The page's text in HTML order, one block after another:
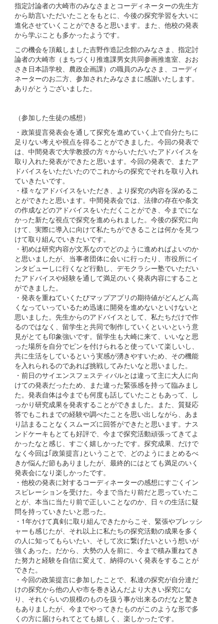
指定討論者の大崎市のみなさまとコーディネーターの先生方
から助言いただいたことをもとに、今後の探究学習を大いに
進化させていくことができると思います。また、他校の発表
から学ぶことも多かったようです。
この機会を頂戴しました吉野作造記念館のみなさま、指定討
論者の大崎市（まちづくり推進課男女共同参画推進室、おお
さき日本語学校、農政企画課）の職員のみなさま、コーディ
ネーターのお二方、参加されたみなさまに感謝いたします。
ありがとうございました。
（参加した生徒の感想）
・政策提言発表会を通して探究を進めていく上で自分たちに
足りない考えや視点を得ることができました。今回の発表で
は、中間発表で大学教授の方々からいただいたアドバイスを
取り入れた発表ができたと思います。今回の発表で、またア
ドバイスをいただいたのでこれからの探究でそれを取り入れ
ていきたいです。
・様々なアドバイスをいただき、より探究の内容を深めるこ
とができたと思います。中間発表会では、法律の存在や条文
の作成などのアドバイスをいただくことができ、今までにな
かった新たな視点で探究を進められました。今後の探究に向
けて、実際に導入に向けて私たちができることは何かを見つ
けて取り組んでいきたいです。
・初めは研究内容が文系なのでどのように進めればよいのか
と思いましたが、当事者団体に会いに行ったり、市役所にイ
ンタビューしに行くなど行動し、デモクラシー塾でいただい
たアドバイスや経験を通して満足のいく発表内容にすること
ができました。
・発表を重ねていくたびマップアプリの期待値がどんどん高
くなっていっているため迅速に開発を進めないといけないと
思いました。先生からのアドバイスとして、私たちだけで作
るのではなく、留学生と共同で制作していくといいという意
見がとても印象強いです。留学生も大崎に来て、いいなと思
った場所を自分でピンを付けられると使っていて楽しいし、
共に生活をしているという実感が湧きやすいため、その機能
を入れられるのであれば挑戦してみたいなと思いました。
・前日のサイエンスフェスティバルとは違って主に大人に向
けての発表だったため、また違った緊張感を持って臨みまし
た。発表自体は今までも何度も話していたこともあって、し
っかり研究成果を発表することができました。また、質疑応
答でもこれまでの経験や調べたことを思い出しながら、あま
り詰まることなくスムーズに回答ができたと思います。ナス
ンドケーキもとても好評で、今まで探究活動頑張ってきてよ
かったなと感じ、すごく嬉しかったです。探究成果、だけで
なく今回は｢政策提言｣ということで、どのようにまとめるべ
きか悩んだ節もありましたが、最終的にはとても満足のいく
発表会になり楽しかったです。
・他校の発表に対するコーディネーターの感想にすごくイン
スピレーションを受けた。今まで当たり前だと思っていたこ
とが、本当に当たり前で正しいことなのか、日々の生活に疑
問を持っていきたいと思った。
・1年かけて真剣に取り組んできたからこそ、緊張やプレッシ
ャーも感じたが、それ以上に私たちの探究活動の成果を多く
の人に知ってもらいたい、そして次に繋げたいという想いが
強くあった。だから、大勢の人を前に、今まで積み重ねてき
た努力と経験を自信に変えて、納得のいく発表をすることが
できた。
・今回の政策提言に参加したことで、私達の探究が自分達だ
けの探究から他の人や市を巻き込んだより大きい探究にな
り、それぐらいの規模のものを扱う事が出来るのだなと驚き
もありましたが、今までやってきたものがこのような形で多
くの方に届けられてとても嬉しく、楽しかったです。